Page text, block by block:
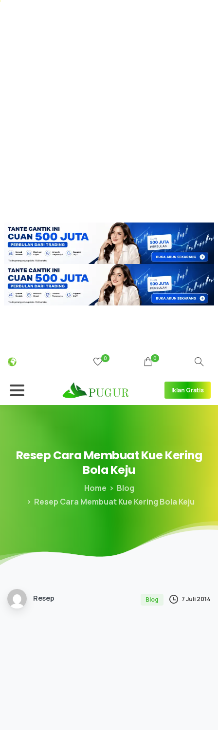
0 0
Iklan Gratis
ResepCaraMembuatKueKering
BolaKeju
Home
Blog
Resep Cara Membuat Kue Kering Bola Keju
Resep Blog 7 Juli 2014